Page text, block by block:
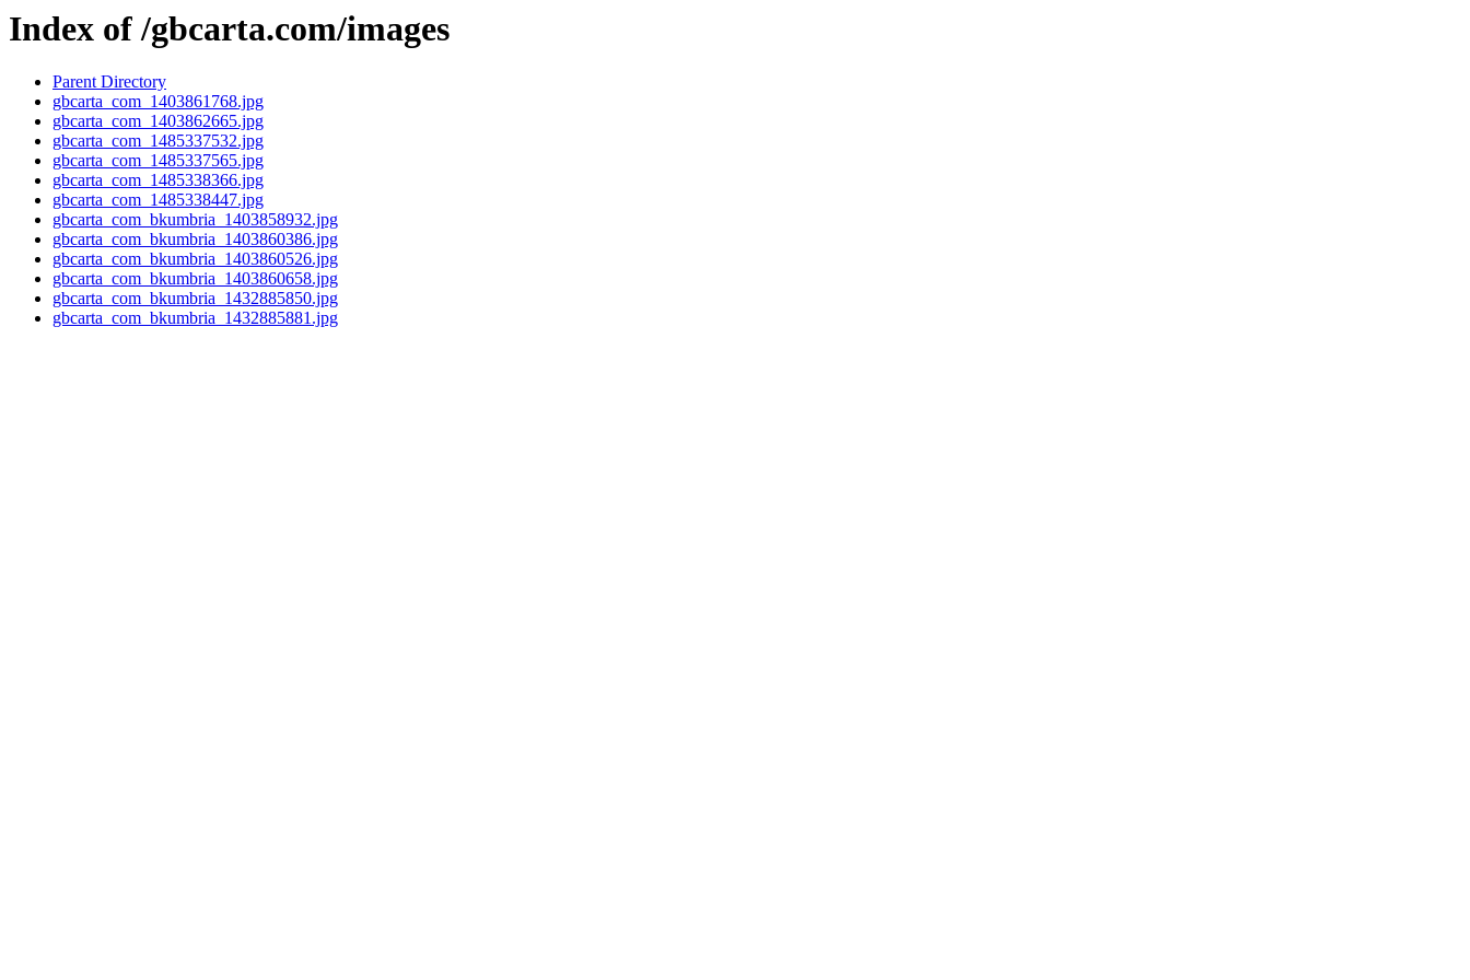
Index of /gbcarta.com/images
Parent Directory
gbcarta_com_1403861768.jpg
gbcarta_com_1403862665.jpg
gbcarta_com_1485337532.jpg
gbcarta_com_1485337565.jpg
gbcarta_com_1485338366.jpg
gbcarta_com_1485338447.jpg
gbcarta_com_bkumbria_1403858932.jpg
gbcarta_com_bkumbria_1403860386.jpg
gbcarta_com_bkumbria_1403860526.jpg
gbcarta_com_bkumbria_1403860658.jpg
gbcarta_com_bkumbria_1432885850.jpg
gbcarta_com_bkumbria_1432885881.jpg